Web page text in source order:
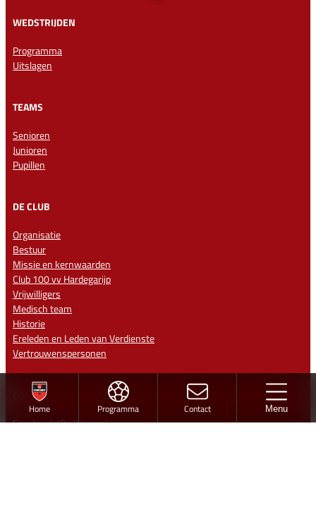
Home Programma Contact Menu
WEDSTRIJDEN
Programma
Uitslagen
TEAMS
Senioren
Junioren
Pupillen
DE CLUB
Organisatie
Bestuur
Missie en kernwaarden
Club 100 vv Hardegarijp
Vrijwilligers
Medisch team
Historie
Ereleden en Leden van Verdienste
Vertrouwenspersonen
CONTACT
Sportpark ‘De Warren’